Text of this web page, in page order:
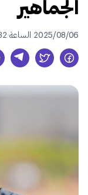
الجماهير
2025/08/06 الساعة 12:32 م